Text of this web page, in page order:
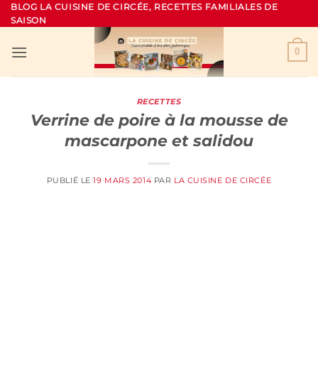
Passer
au
BLOG LA CUISINE DE CIRCÉE, RECETTES FAMILIALES DE
SAISON
0
RECETTES
Verrine de poire à la mousse de
mascarpone et salidou
PUBLIÉ LE19 MARS 2014 PAR LA CUISINE DE CIRCÉE